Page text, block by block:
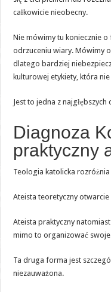
całkowicie nieobecny.
Nie mówimy tu koniecznie
odrzuceniu wiary. Mówimy
dlatego bardziej
kulturowej etykiety, która
Jest to jedna z
Diagnoza
praktyczny
Teologia katolicka
Ateista teoretyczny
Ateista praktyczny
mimo to organizować swoje
Ta druga forma jest
niezauważona.